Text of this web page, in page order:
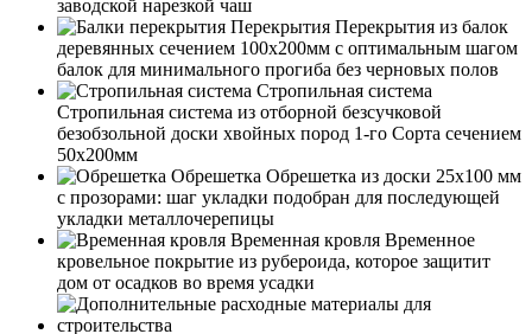
заводской нарезкой чаш
Перекрытия Перекрытия из балок
деревянных сечением 100х200мм с оптимальным шагом
балок для минимального прогиба без черновых полов
Стропильная система
Стропильная система из отборной безсучковой
безобзольной доски хвойных пород 1-го Сорта сечением
50х200мм
Обрешетка Обрешетка из доски 25х100 мм
с прозорами: шаг укладки подобран для последующей
укладки металлочерепицы
Временная кровля Временное
кровельное покрытие из рубероида, которое защитит
дом от осадков во время усадки